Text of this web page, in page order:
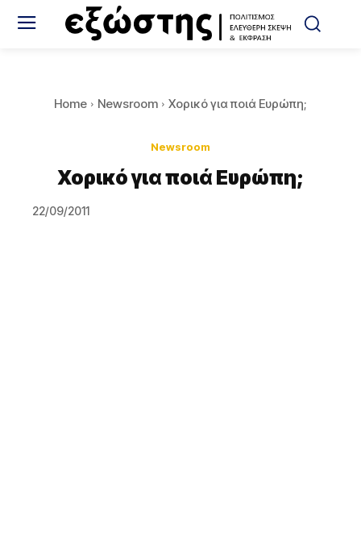
Home Newsroom Χορικό για ποιά Ευρώπη;
Newsroom
Χορικό για ποιά Ευρώπη;
22/09/2011